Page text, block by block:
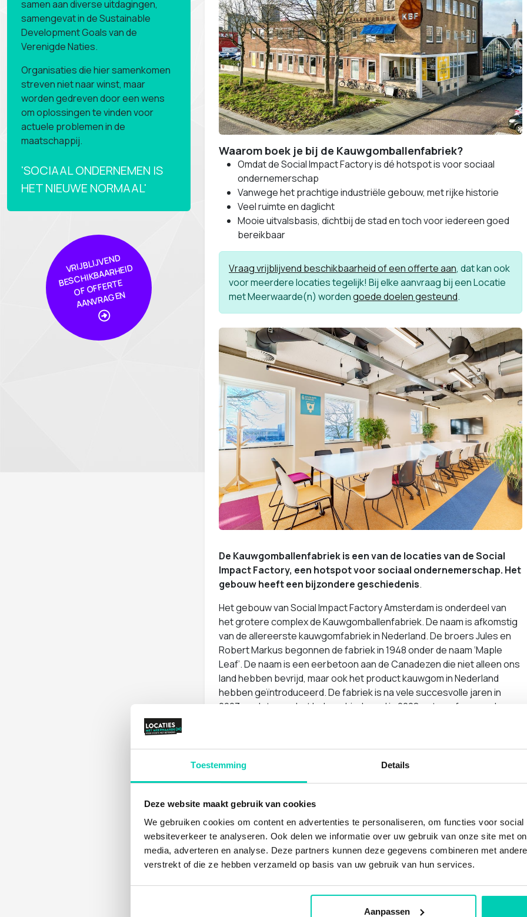
Toestemming Details
Deze website maakt gebruik van cookies
We gebruiken cookies om content en advertenties te personaliseren, om functies voor
websiteverkeer te analyseren. Ook delen we informatie over uw gebruik van onze site met
media, adverteren en analyse. Deze partners kunnen deze gegevens combineren met
verstrekt of die ze hebben verzameld op basis van uw gebruik van hun services.
Aanpassen
samen aan diverse uitdagingen,
samengevat in de Sustainable
Development Goals van de
Verenigde Naties.
Organisaties die hier samenkomen
streven niet naar winst, maar
worden gedreven door een wens
om oplossingen te vinden voor
actuele problemen in de
maatschappij.
'SOCIAAL ONDERNEMEN IS
HET NIEUWE NORMAAL'
VRIJBLIJVE
N
D
BE
S
C
HIKBAAR
HEI
D
OF
OFFER
TE
AA
NVRA
GE
N
Waarom boek je bij de Kauwgomballenfabriek?
Omdat de Social Impact Factory is dé hotspot is voor sociaal
ondernemerschap
Vanwege het prachtige industriële gebouw, met rijke historie
Veel ruimte en daglicht
Mooie uitvalsbasis, dichtbij de stad en toch voor iedereen goed
bereikbaar
Vraag vrijblijvend beschikbaarheid of een offerte aan, dat kan ook
voor meerdere locaties tegelijk! Bij elke aanvraag bij een Locatie
met Meerwaarde(n) wordengoede doelen gesteund.
De Kauwgomballenfabriek is een van de locaties van de Social
Impact Factory, een hotspot voor sociaal ondernemerschap. Het
gebouw heeft een bijzondere geschiedenis.
Het gebouw van Social Impact Factory Amsterdam is onderdeel van
het grotere complex de Kauwgomballenfabriek. De naam is afkomstig
van de allereerste kauwgomfabriek in Nederland. De broers Jules en
Robert Markus begonnen de fabriek in 1948 onder de naam ‘Maple
Leaf’. De naam is een eerbetoon aan de Canadezen die niet alleen ons
land hebben bevrijd, maar ook het product kauwgom in Nederland
hebben geïntroduceerd. De fabriek is na vele succesvolle jaren in
2003 gesloten en het hele gebied werd in 2008 getransformeerd.
licht hout en circulaire materialen. Je kunt er vergaderen in een van de
8 vergaderruimtes, waar je met 2 tot 70 personen terecht kunt. In
de grote centrale ontvangst kun je terecht voor events, borrels en
SDG's van de Verenigde Naties vind je overal terug.
Locatie is goede uitvalsbasis
De Kauwgomballenfabriek is een goede uitvalsbasis aan de zuidkant
A10 en goed bereikbaar met openbaar vervoer. Je auto opladen doe je